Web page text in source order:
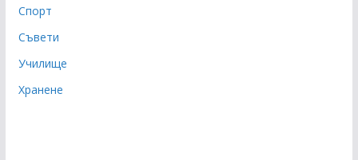
Спорт
Съвети
Училище
Хранене